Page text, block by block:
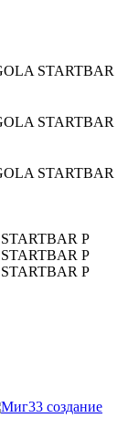
создание